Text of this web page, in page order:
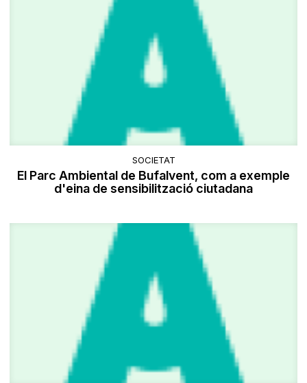
SOCIETAT
El Parc Ambiental de Bufalvent, com a exemple
d'eina de sensibilització ciutadana